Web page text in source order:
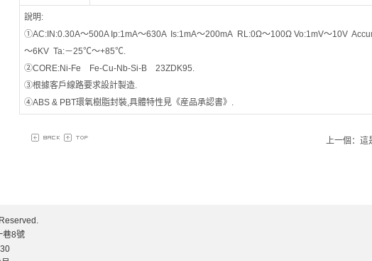
說明:
①AC:IN:0.30A～500A Ip:1mA～630A Is:1mA～200mA RL:0Ω～100Ω Vo:1mV～10V
～6KV Ta:－25℃～+85℃.
②CORE:Ni-Fe Fe-Cu-Nb-Si-B 23ZDK95.
③根據客戶線路要求設計製造.
④ABS & PBT環氧樹脂封裝,具體特性見《産品承認書》.
上一個：這
巷8號